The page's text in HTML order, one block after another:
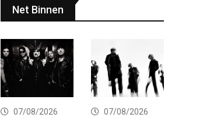
Net Binnen
07/08/2026 07/08/2026